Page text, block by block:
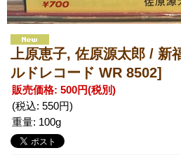
上原恵子, 佐原源太郎 / 新
ルドレコード WR 8502]
販売価格: 500円(税別)
(税込: 550円)
重量: 100g